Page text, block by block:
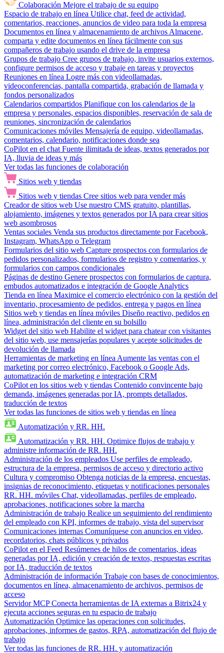
Colaboración Mejore el trabajo de su equipo
Espacio de trabajo en línea Utilice chat, feed de actividad,
comentarios, reacciones, anuncios de video para toda la empresa
Documentos en línea y almacenamiento de archivos Almacene,
comparta y edite documentos en línea fácilmente con sus
compañeros de trabajo usando el drive de la empresa
Grupos de trabajo Cree grupos de trabajo, invite usuarios externos,
configure permisos de acceso y trabaje en tareas y proyectos
Reuniones en línea Logre más con videollamadas,
videoconferencias, pantalla compartida, grabación de llamada y
fondos personalizados
Calendarios compartidos Planifique con los calendarios de la
empresa y personales, espacios disponibles, reservación de sala de
reuniones, sincronización de calendarios
Comunicaciones móviles Mensajería de equipo, videollamadas,
comentarios, calendario, notificaciones donde sea
CoPilot en el chat Fuente ilimitada de ideas, textos generados por
IA, lluvia de ideas y más
Ver todas las funciones de colaboración
Sitios web y tiendas
Sitios web y tiendas Cree sitios web para vender más
Creador de sitios web Use nuestro CMS gratuito, plantillas,
alojamiento, imágenes y textos generados por IA para crear sitios
web asombrosos
Ventas sociales Venda sus productos directamente por Facebook,
Instagram, WhatsApp o Telegram
Formularios del sitio web Capture prospectos con formularios de
pedidos personalizados, formularios de registro y comentarios, y
formularios con campos condicionales
Páginas de destino Genere prospectos con formularios de captura,
embudos automatizados e integración de Google Analytics
Tienda en línea Maximice el comercio electrónico con la gestión del
inventario, procesamiento de pedidos, entrega y pagos en línea
Sitios web y tiendas en línea móviles Diseño reactivo, pedidos en
línea, administración del cliente en su bolsillo
Widget del sitio web Habilite el widget para chatear con visitantes
del sitio web, use mensajerías populares y acepte solicitudes de
devolución de llamada
Herramientas de marketing en línea Aumente las ventas con el
marketing por correo electrónico, Facebook o Google Ads,
automatización de marketing e integración CRM
CoPilot en los sitios web y tiendas Contenido convincente bajo
demanda, imágenes generadas por IA, prompts detallados,
traducción de textos
Ver todas las funciones de sitios web y tiendas en línea
Automatización y RR. HH.
Automatización y RR. HH. Optimice flujos de trabajo y
administre información de RR. HH.
Administración de los empleados Use perfiles de empleado,
estructura de la empresa, permisos de acceso y directorio activo
Cultura y compromiso Obtenga noticias de la empresa, encuestas,
insignias de reconocimiento, etiquetas y notificaciones personales
RR. HH. móviles Chat, videollamadas, perfiles de empleado,
aprobaciones, notificaciones sobre la marcha
Administración de trabajo Realice un seguimiento del rendimiento
del empleado con KPI, informes de trabajo, vista del supervisor
Comunicaciones internas Comuníquese con anuncios en video,
recordatorios, chats públicos y privados
CoPilot en el Feed Resúmenes de hilos de comentarios, ideas
generadas por IA, edición y creación de textos, respuestas escritas
por IA, traducción de textos
Administración de información Trabaje con bases de conocimientos,
documentos en línea, almacenamiento de archivos, permisos de
acceso
Servidor MCP Conecta herramientas de IA externas a Bitrix24 y
ejecuta acciones seguras en tu espacio de trabajo
Automatización Optimice las operaciones con solicitudes,
aprobaciones, informes de gastos, RPA, automatización del flujo de
trabajo
Ver todas las funciones de RR. HH. y automatización